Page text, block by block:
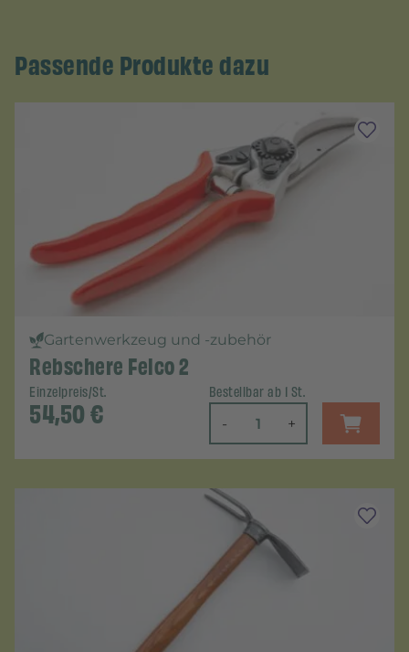
Passende Produkte dazu
Gartenwerkzeug und -zubehör
Rebschere Felco 2
Einzelpreis/St.
54,50€
Bestellbar ab 1 St.
- +